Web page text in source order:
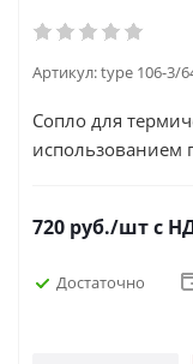
Артикул:type 106-3/
Сопло для
использованием
720 руб./штс
Достаточно